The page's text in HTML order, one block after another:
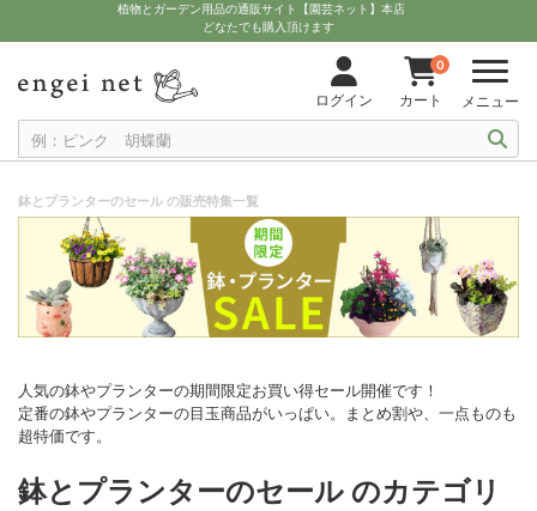
植物とガーデン用品の通販サイト【園芸ネット】本店
どなたでも購入頂けます
ログイン
0
カート メニュー
鉢とプランターのセール の販売特集一覧
人気の鉢やプランターの期間限定お買い得セール開催です！
定番の鉢やプランターの目玉商品がいっぱい。まとめ割や、一点ものも
超特価です。
鉢とプランターのセール のカテゴリ